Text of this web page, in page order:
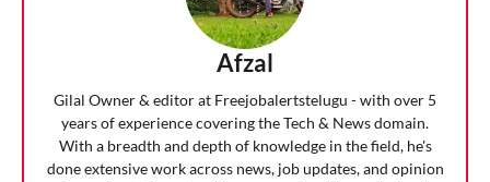
Afzal
Gilal Owner & editor at Freejobalertstelugu - with over 5
years of experience covering the Tech & News domain.
With a breadth and depth of knowledge in the field, he's
done extensive work across news, job updates, and opinion